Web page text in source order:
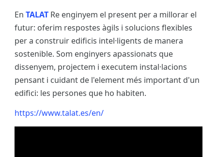
En TALAT Re enginyem el present per a millorar el
futur: oferim respostes àgils i solucions flexibles
per a construir edificis intel·ligents de manera
sostenible. Som enginyers apassionats que
dissenyem, projectem i executem instal·lacions
pensant i cuidant de l'element més important d'un
edifici: les persones que ho habiten.
https://www.talat.es/en/